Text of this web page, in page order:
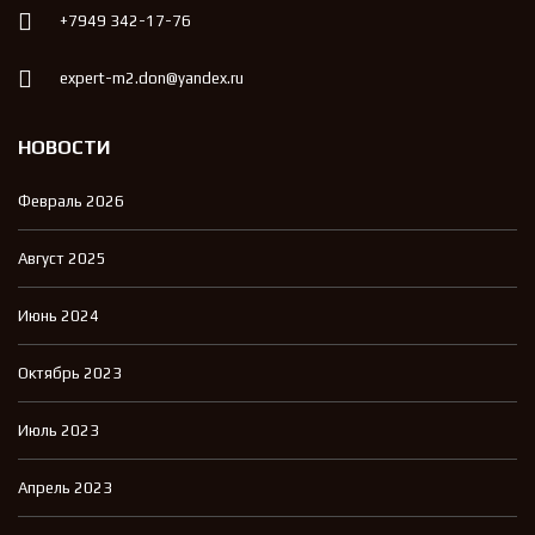
+7949 342-17-76
expert-m2.don@yandex.ru
НОВОСТИ
Февраль 2026
Август 2025
Июнь 2024
Октябрь 2023
Июль 2023
Апрель 2023